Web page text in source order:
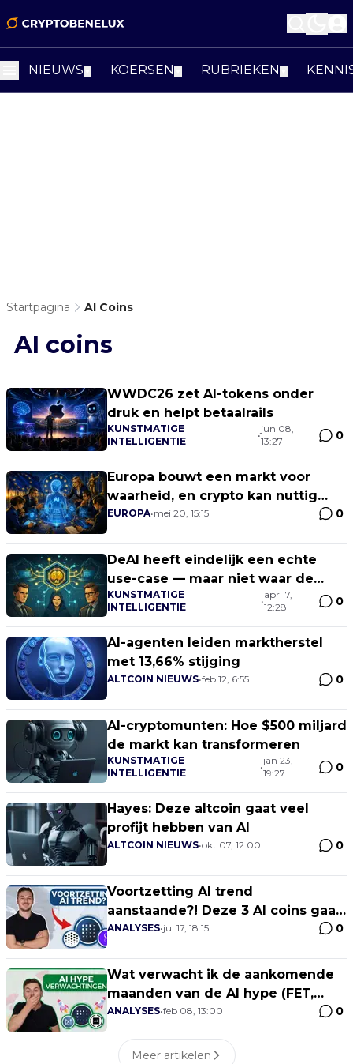
NIEUWS KOERSEN RUBRIEKEN
Startpagina AI Coins
AI coins
WWDC26 zet AI-tokens onder
druk en helpt betaalrails
KUNSTMATIGE
INTELLIGENTIE
•
jun 08,
13:27
0
Europa bouwt een markt voor
waarheid, en crypto kan nuttig
worden
EUROPA•mei 20, 15:15 0
DeAI heeft eindelijk een echte
use-case — maar niet waar de
markt kijkt
KUNSTMATIGE
INTELLIGENTIE
•
apr 17,
12:28
0
AI-agenten leiden marktherstel
met 13,66% stijging
ALTCOIN NIEUWS•feb 12, 6:55 0
AI-cryptomunten: Hoe $500 miljard
de markt kan transformeren
KUNSTMATIGE
INTELLIGENTIE
•
jan 23,
19:27
0
Hayes: Deze altcoin gaat veel
profijt hebben van AI
ALTCOIN NIEUWS•okt 07, 12:00 0
Voortzetting AI trend
aanstaande?! Deze 3 AI coins gaan
hard pumpen! Naar nieuwe all
ANALYSES•jul 17, 18:15 0
Wat verwacht ik de aankomende
maanden van de AI hype (FET,
AGIX, ORAI, MAN)? Mijn actieplan!
ANALYSES•feb 08, 13:00 0
Meer artikelen